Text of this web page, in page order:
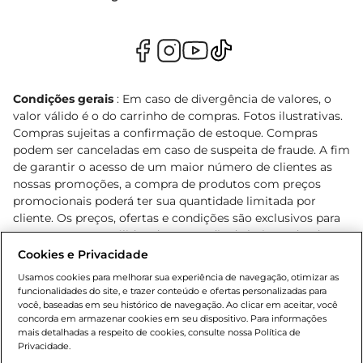
fazer na sua rotina de beleza!
Condições gerais : Em caso de divergência de valores, o
valor válido é o do carrinho de compras. Fotos ilustrativas.
Compras sujeitas a confirmação de estoque. Compras
podem ser canceladas em caso de suspeita de fraude. A fim
de garantir o acesso de um maior número de clientes as
nossas promoções, a compra de produtos com preços
promocionais poderá ter sua quantidade limitada por
cliente. Os preços, ofertas e condições são exclusivos para
o e-commerce e válidos durante o dia de hoje, podendo
sofrer alterações sem prévia notificação. Proibida a venda
Lei n.º 8069/90, art. 81, inciso II (Estatuto da Criança e do
Adolescente). Preços e condições exclusivos para o
www.bretas.com.br, podendo sofrer alterações sem aviso
prévio. O valor mínimo para as compras on-line é de R$
80,00.
Cookies e Privacidade
Usamos cookies para melhorar sua experiência de navegação, otimizar as
funcionalidades do site, e trazer conteúdo e ofertas personalizadas para
você, baseadas em seu histórico de navegação. Ao clicar em aceitar, você
concorda em armazenar cookies em seu dispositivo. Para informações
mais detalhadas a respeito de cookies, consulte nossa Política de
Privacidade.